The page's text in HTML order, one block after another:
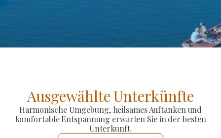
Ausgewählte Unterkünfte
Harmonische Umgebung, heilsames Auftanken und
komfortable Entspannung erwarten Sie in der besten
Unterkunft.